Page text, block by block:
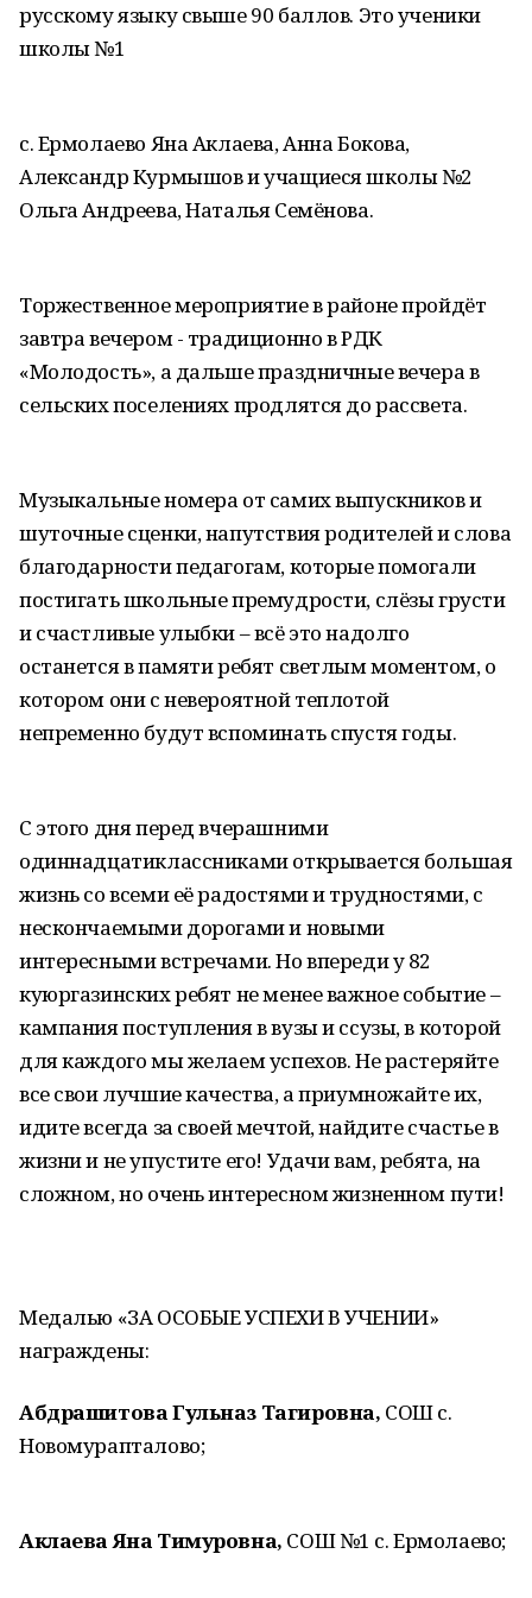
русскому языку свыше 90 баллов. Это ученики
школы №1
с. Ермолаево Яна Аклаева, Анна Бокова,
Александр Курмышов и учащиеся школы №2
Ольга Андреева, Наталья Семёнова.
Торжественное мероприятие в районе пройдёт
завтра вечером - традиционно в РДК
«Молодость», а дальше праздничные вечера в
сельских поселениях продлятся до рассвета.
Музыкальные номера от самих выпускников и
шуточные сценки, напутствия родителей и слова
благодарности педагогам, которые помогали
постигать школьные премудрости, слёзы грусти
и счастливые улыбки – всё это надолго
останется в памяти ребят светлым моментом, о
котором они с невероятной теплотой
непременно будут вспоминать спустя годы.
С этого дня перед вчерашними
одиннадцатиклассниками открывается большая
жизнь со всеми её радостями и трудностями, с
нескончаемыми дорогами и новыми
интересными встречами. Но впереди у 82
куюргазинских ребят не менее важное событие –
кампания поступления в вузы и ссузы, в которой
для каждого мы желаем успехов. Не растеряйте
все свои лучшие качества, а приумножайте их,
идите всегда за своей мечтой, найдите счастье в
жизни и не упустите его! Удачи вам, ребята, на
сложном, но очень интересном жизненном пути!
Медалью «ЗА ОСОБЫЕ УСПЕХИ В УЧЕНИИ»
награждены:
Абдрашитова Гульназ Тагировна, СОШ с.
Новомурапталово;
Аклаева Яна Тимуровна, СОШ №1 с. Ермолаево;